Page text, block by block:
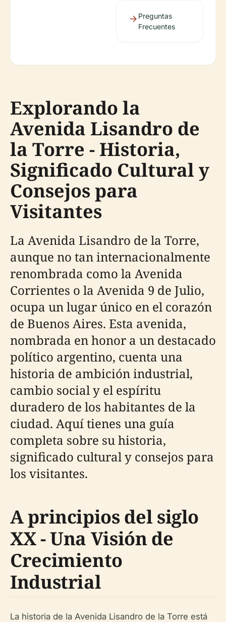
Preguntas
Frecuentes
Explorando la
Avenida Lisandro de
la Torre - Historia,
Significado Cultural y
Consejos para
Visitantes
La Avenida Lisandro de la Torre,
aunque no tan internacionalmente
renombrada como la Avenida
Corrientes o la Avenida 9 de Julio,
ocupa un lugar único en el corazón
de Buenos Aires. Esta avenida,
nombrada en honor a un destacado
político argentino, cuenta una
historia de ambición industrial,
cambio social y el espíritu
duradero de los habitantes de la
ciudad. Aquí tienes una guía
completa sobre su historia,
significado cultural y consejos para
los visitantes.
A principios del siglo
XX - Una Visión de
Crecimiento
Industrial
La historia de la Avenida Lisandro de la Torre está